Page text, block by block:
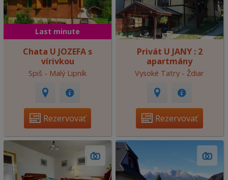
Last minute
Chata U JOZEFA s
vírivkou
Spiš - Malý Lipník
Rezervovať
Privát U JANY : 2
apartmány
Vysoké Tatry - Ždiar
Rezervovať